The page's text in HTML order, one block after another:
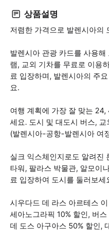
상품설명
저렴한 가격으로 발렌시아의
발렌시아 관광 카드를 사용
램, 교외 기차를 무료로 이용
료 입장하며, 발렌시아의 주
요.
여행 계획에 가장 잘 맞는
세요. 도시 및 대도시 버스,
(발렌시아-공항-발렌시아 여
실크 익스체인지로도 알려진
타워, 팔라스 박물관, 알모이
료 입장하여 도시를 둘러보세
시우다드 데 라스 아르테스
세아노그라픽 10% 할인, 버
데 도스 아구아스 50% 할인,